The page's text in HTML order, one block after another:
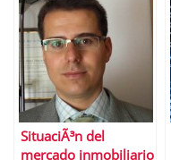
SituaciÃ³n del
mercado inmobiliario